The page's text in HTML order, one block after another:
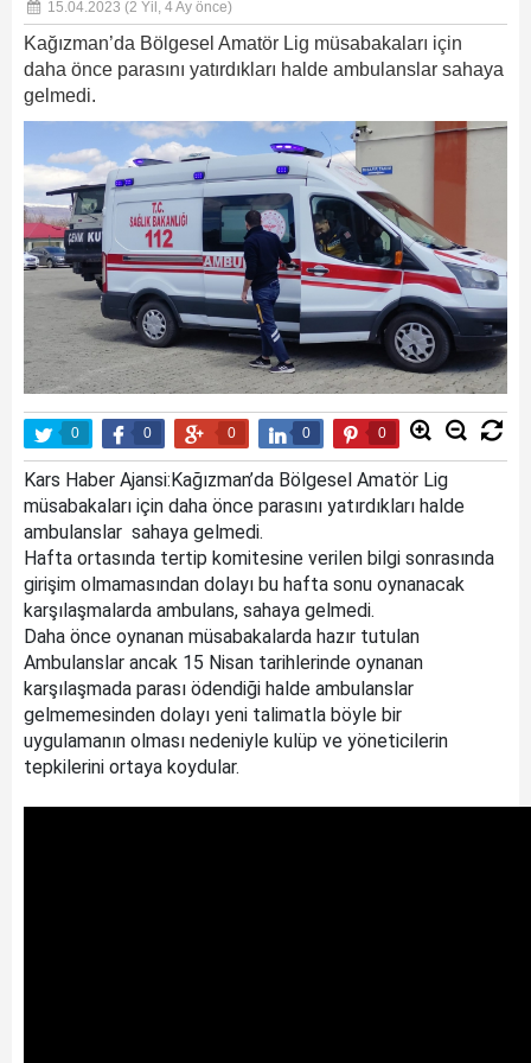
15.04.2023 (2 Yil, 4 Ay önce)
Kağızman’da Bölgesel Amatör Lig müsabakaları için
daha önce parasını yatırdıkları halde ambulanslar sahaya
gelmedi.
0 0 0 0 0
Kars Haber Ajansi:Kağızman’da Bölgesel Amatör Lig
müsabakaları için daha önce parasını yatırdıkları halde
ambulanslar sahaya gelmedi.
Hafta ortasında tertip komitesine verilen bilgi sonrasında
girişim olmamasından dolayı bu hafta sonu oynanacak
karşılaşmalarda ambulans, sahaya gelmedi.
Daha önce oynanan müsabakalarda hazır tutulan
Ambulanslar ancak 15 Nisan tarihlerinde oynanan
karşılaşmada parası ödendiği halde ambulanslar
gelmemesinden dolayı yeni talimatla böyle bir
uygulamanın olması nedeniyle kulüp ve yöneticilerin
tepkilerini ortaya koydular.